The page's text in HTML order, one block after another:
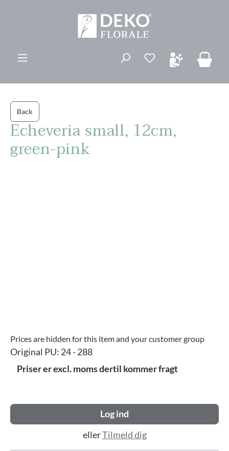
Du har 0
Back
Echeveria small, 12cm,
green-pink
Prices are hidden for this item and your customer group
Original PU: 24 - 288
Priser er excl. moms dertil kommer fragt
Log ind
ellerTilmeld dig